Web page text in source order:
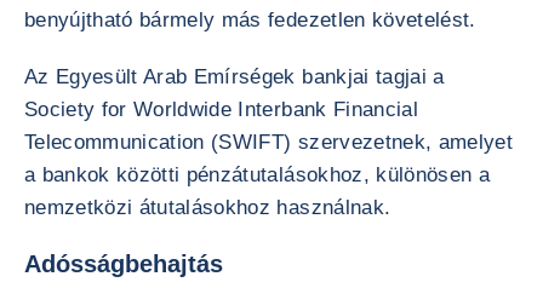
benyújtható bármely más fedezetlen követelést.
Az Egyesült Arab Emírségek bankjai tagjai a
Society for Worldwide Interbank Financial
Telecommunication (SWIFT) szervezetnek, amelyet
a bankok közötti pénzátutalásokhoz, különösen a
nemzetközi átutalásokhoz használnak.
Adósságbehajtás